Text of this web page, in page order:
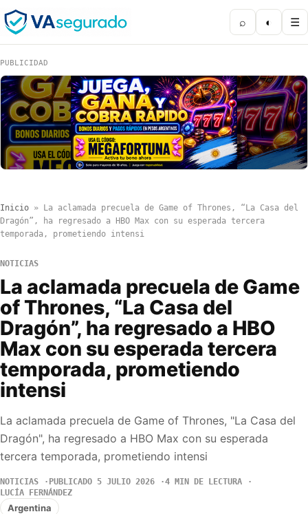
⌕ ◐ ☰
PUBLICIDAD
Inicio »
La aclamada precuela de Game of Thrones, “La Casa del
Dragón”, ha regresado a HBO Max con su esperada tercera
temporada, prometiendo intensi
NOTICIAS
La aclamada precuela de Game
of Thrones, “La Casa del
Dragón”, ha regresado a HBO
Max con su esperada tercera
temporada, prometiendo
intensi
La aclamada precuela de Game of Thrones, "La Casa del
Dragón", ha regresado a HBO Max con su esperada
tercera temporada, prometiendo intensi
NOTICIAS PUBLICADO 5 JULIO 2026
4 MIN DE LECTURA
LUCÍA FERNÁNDEZ
Argentina